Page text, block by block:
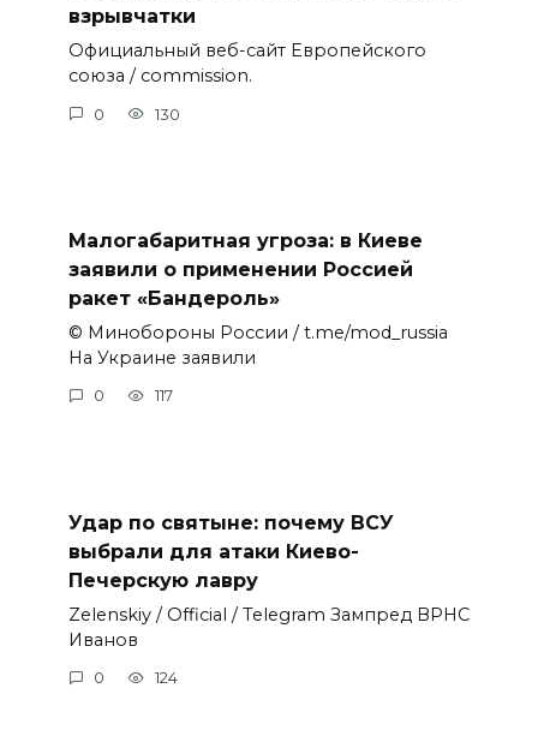
взрывчатки
Официальный веб-сайт Европейского
союза / commission.
0 130
Малогабаритная угроза: в Киеве
заявили о применении Россией
ракет «Бандероль»
© Минобороны России / t.me/mod_russia
На Украине заявили
0 117
Удар по святыне: почему ВСУ
выбрали для атаки Киево-
Печерскую лавру
Zеlеnskiу / Оfficiаl / Telegram Зампред ВРНС
Иванов
0 124